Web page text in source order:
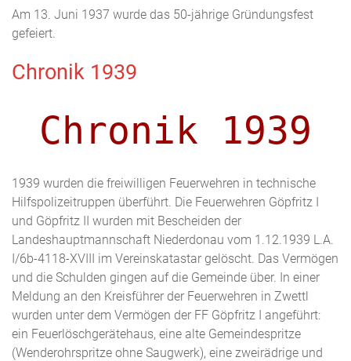
Am 13. Juni 1937 wurde das 50-jährige Gründungsfest
gefeiert.
Chronik 1939
Chronik 1939
1939 wurden die freiwilligen Feuerwehren in technische
Hilfspolizeitruppen überführt. Die Feuerwehren Göpfritz I
und Göpfritz II wurden mit Bescheiden der
Landeshauptmannschaft Niederdonau vom 1.12.1939 L.A.
I/6b-4118-XVIII im Vereinskatastar gelöscht. Das Vermögen
und die Schulden gingen auf die Gemeinde über. In einer
Meldung an den Kreisführer der Feuerwehren in Zwettl
wurden unter dem Vermögen der FF Göpfritz I angeführt:
ein Feuerlöschgerätehaus, eine alte Gemeindespritze
(Wenderohrspritze ohne Saugwerk), eine zweirädrige und